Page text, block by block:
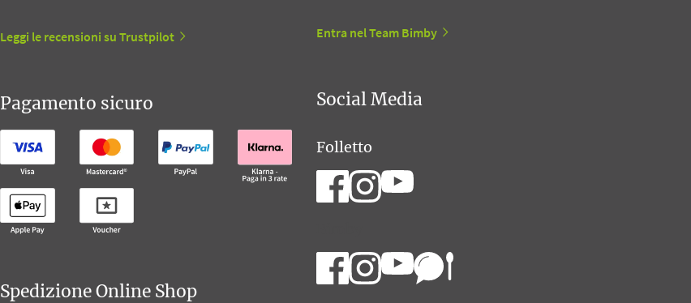
Leggi le recensioni su Trustpilot
Pagamento sicuro
Spedizione Online Shop
Entra nel Team Bimby
Social Media
Folletto